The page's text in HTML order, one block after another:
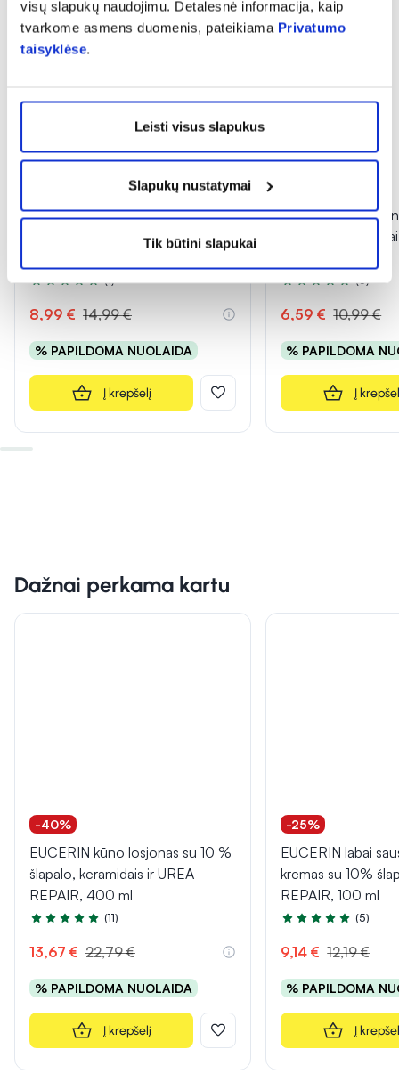
visų slapukų naudojimu. Detalesnė informacija, kaip
tvarkome asmens duomenis, pateikiama Privatumo
taisyklėse.
Leisti visus slapukus
Slapukų nustatymai
Tik būtini slapukai
PHARMA LINE drėkinantis kūno
losjonas AGE REPAIR 30+, 500
Įvertinimas 5.0 iš 5
(1)
8,99 € 14,99 €
% PAPILDOMA NUOLAIDA
Į krepšelį
PHARMA LINE
jautriai ir
Įvertinimas 5.0 iš 5
(5)
6,59 € 10,99 €
% PAPILDOMA
Į
Dažnai perkama kartu
-40%
EUCERIN kūno losjonas su 10 %
šlapalo, keramidais ir UREA
REPAIR, 400 ml
Įvertinimas 5.0 iš 5
(11)
13,67 € 22,79 €
% PAPILDOMA NUOLAIDA
Į krepšelį
-25%
EUCERIN labai
kremas su 10%
REPAIR, 100 ml
Įvertinimas 5.0 iš 5
(5)
9,14 € 12,19 €
% PAPILDOMA
Į